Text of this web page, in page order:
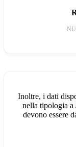
Inoltre, i dati
nella tipologia a
devono essere